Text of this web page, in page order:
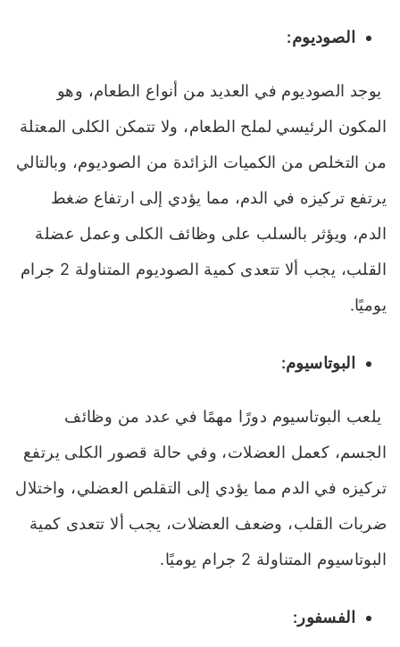
الصوديوم:
يوجد الصوديوم في العديد من أنواع الطعام، وهو
المكون الرئيسي لملح الطعام، ولا تتمكن الكلى المعتلة
من التخلص من الكميات الزائدة من الصوديوم، وبالتالي
يرتفع تركيزه في الدم، مما يؤدي إلى ارتفاع ضغط
الدم، ويؤثر بالسلب على وظائف الكلى وعمل عضلة
القلب، يجب ألا تتعدى كمية الصوديوم المتناولة 2 جرام
يوميًا.
البوتاسيوم:
يلعب البوتاسيوم دورًا مهمًا في عدد من وظائف
الجسم، كعمل العضلات، وفي حالة قصور الكلى يرتفع
تركيزه في الدم مما يؤدي إلى التقلص العضلي، واختلال
ضربات القلب، وضعف العضلات، يجب ألا تتعدى كمية
البوتاسيوم المتناولة 2 جرام يوميًا.
الفسفور: